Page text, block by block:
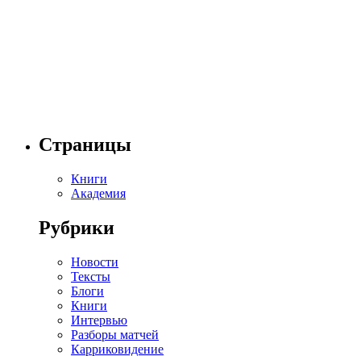
Страницы
Книги
Академия
Рубрики
Новости
Тексты
Блоги
Книги
Интервью
Разборы матчей
Карриковидение